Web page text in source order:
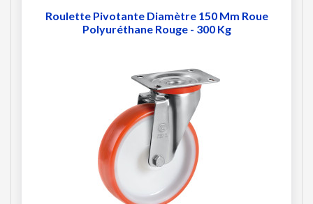
Roulette Pivotante Diamètre 150 Mm Roue
Polyuréthane Rouge - 300 Kg